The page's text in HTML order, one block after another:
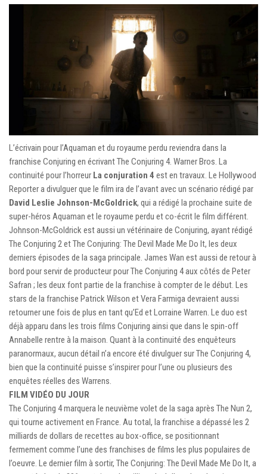
L’écrivain pour l’Aquaman et du royaume perdu reviendra dans la
franchise Conjuring en écrivant The Conjuring 4. Warner Bros. La
continuité pour l’horreur La conjuration 4 est en travaux. Le Hollywood
Reporter a divulguer que le film ira de l’avant avec un scénario rédigé par
David Leslie Johnson-McGoldrick, qui a rédigé la prochaine suite de
super-héros Aquaman et le royaume perdu et co-écrit le film différent.
Johnson-McGoldrick est aussi un vétérinaire de Conjuring, ayant rédigé
The Conjuring 2 et The Conjuring: The Devil Made Me Do It, les deux
derniers épisodes de la saga principale. James Wan est aussi de retour à
bord pour servir de producteur pour The Conjuring 4 aux côtés de Peter
Safran ; les deux font partie de la franchise à compter de le début. Les
stars de la franchise Patrick Wilson et Vera Farmiga devraient aussi
retourner une fois de plus en tant qu’Ed et Lorraine Warren. Le duo est
déjà apparu dans les trois films Conjuring ainsi que dans le spin-off
Annabelle rentre à la maison. Quant à la continuité des enquêteurs
paranormaux, aucun détail n’a encore été divulguer sur The Conjuring 4,
bien que la continuité puisse s’inspirer pour l’une ou plusieurs des
enquêtes réelles des Warrens.
FILM VIDÉO DU JOUR
The Conjuring 4 marquera le neuvième volet de la saga après The Nun 2,
qui tourne activement en France. Au total, la franchise a dépassé les 2
milliards de dollars de recettes au box-office, se positionnant
fermement comme l’une des franchises de films les plus populaires de
l’oeuvre. Le dernier film à sortir, The Conjuring: The Devil Made Me Do It, a